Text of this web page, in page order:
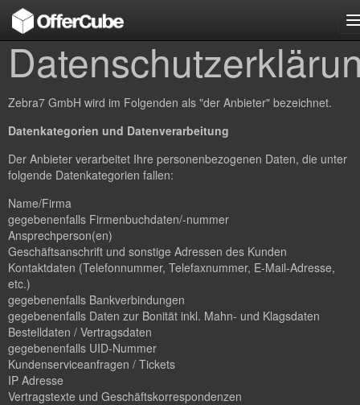
Zebra7 GmbH wird im Folgenden als "der Anbieter" bezeichnet.
Datenkategorien und Datenverarbeitung
Der Anbieter verarbeitet Ihre personenbezogenen Daten, die unter
folgende Datenkategorien fallen:
Name/Firma
gegebenenfalls Firmenbuchdaten/-nummer
Ansprechperson(en)
Geschäftsanschrift und sonstige Adressen des Kunden
Kontaktdaten (Telefonnummer, Telefaxnummer, E-Mail-Adresse,
etc.)
gegebenenfalls Bankverbindungen
gegebenenfalls Daten zur Bonität inkl. Mahn- und Klagsdaten
Bestelldaten / Vertragsdaten
gegebenenfalls UID-Nummer
Kundenserviceanfragen / Tickets
IP Adresse
Vertragstexte und Geschäftskorrespondenzen